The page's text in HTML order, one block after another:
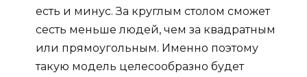
есть и минус. За круглым столом сможет
сесть меньше людей, чем за квадратным
или прямоугольным. Именно поэтому
такую модель целесообразно будет